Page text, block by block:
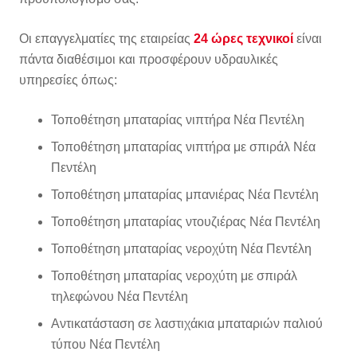
Οι επαγγελματίες της εταιρείας 24 ώρες τεχνικοί είναι
πάντα διαθέσιμοι και προσφέρουν υδραυλικές
υπηρεσίες όπως:
Τοποθέτηση μπαταρίας νιπτήρα Νέα Πεντέλη
Τοποθέτηση μπαταρίας νιπτήρα με σπιράλ Νέα
Πεντέλη
Τοποθέτηση μπαταρίας μπανιέρας Νέα Πεντέλη
Τοποθέτηση μπαταρίας ντουζιέρας Νέα Πεντέλη
Τοποθέτηση μπαταρίας νεροχύτη Νέα Πεντέλη
Τοποθέτηση μπαταρίας νεροχύτη με σπιράλ
τηλεφώνου Νέα Πεντέλη
Αντικατάσταση σε λαστιχάκια μπαταριών παλιού
τύπου Νέα Πεντέλη